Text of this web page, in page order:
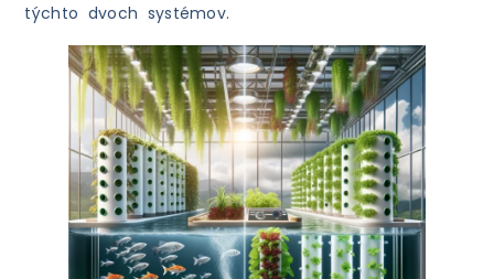
týchto dvoch systémov.